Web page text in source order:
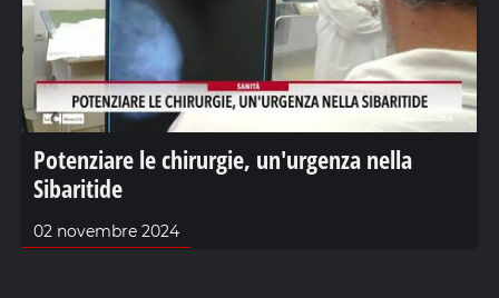
Potenziare le chirurgie, un'urgenza nella
Sibaritide
02 novembre 2024